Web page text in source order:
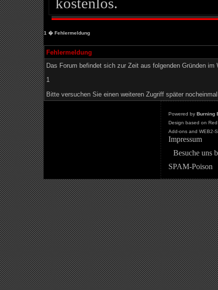
kostenlos.
1 � Fehlermeldung
Fehlermeldung
Das Forum befindet sich zur Zeit aus folgenden Gründen im
1
Bitte versuchen Sie einen weiteren Zugriff später
Powered by Burning
Design based on
Add-ons and WEB2-
Impressum
Besuche uns
SPAM-Poison